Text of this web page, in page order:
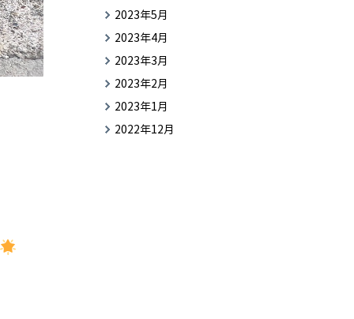
2023年5月
2023年4月
2023年3月
2023年2月
2023年1月
2022年12月